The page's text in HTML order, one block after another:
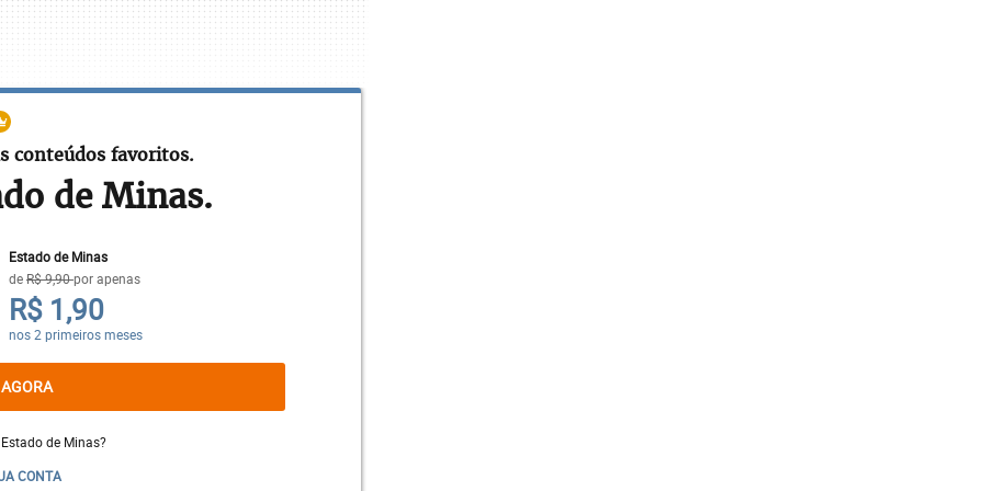
da República começou a ser ventilada,
Bolsonaroimaginava que Lula como
a vida está mostrando, com a
conteúdos favoritos.
de Minas.
Estado de Minas
deR$ 9,90por apenas
R$ 1,90
nos 2 primeiros meses
de Minas?
CONTA